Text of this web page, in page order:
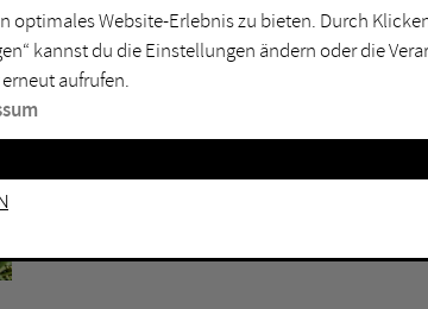
Mülheim an der Ruhr
Oberhausen
Unna
Witten
optimales Website-Erlebnis zu bieten. Durch
kannst du die Einstellungen ändern oder die
aufrufen.